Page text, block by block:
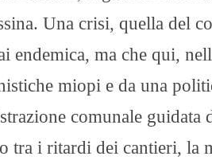
Una crisi, quella del
endemica, ma che qui,
miopi e da una
comunale guidata
tra i ritardi dei cantieri, la